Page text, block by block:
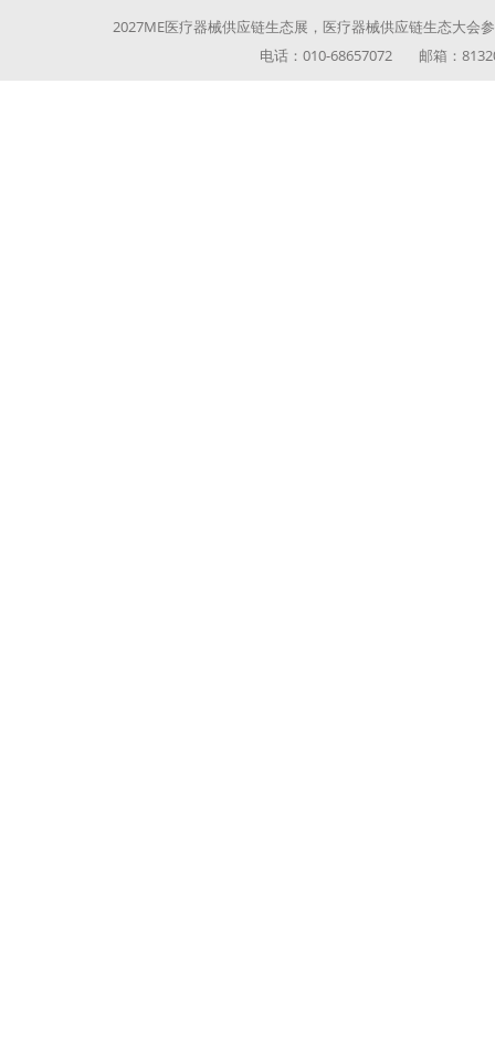
2027ME医疗器械供应链生态展，医疗器械供应链生态大
电话：010-68657072 邮箱：